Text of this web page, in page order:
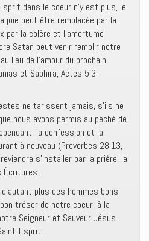
dans le coeur n’y est plus, le
joie peut être remplacée par la
la colère et l’amertume
Satan peut venir remplir notre
lieu de l’amour du prochain,
et Saphira, Actes 5:3.
ne tarissent jamais, s’ils ne
nous avons permis au péché de
la confession et la
à nouveau (Proverbes 28:13,
s’installer par la prière, la
Écritures.
plus des hommes bons
trésor de notre coeur, à la
Seigneur et Sauveur Jésus-
Esprit.